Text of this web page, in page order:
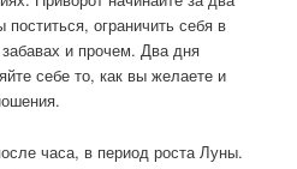
ограничить себя в
и прочем. Два дня
себе то, как вы желаете и
часа, в период роста Луны.